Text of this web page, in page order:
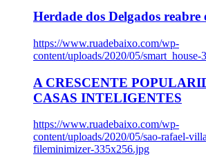
Herdade dos Delgados reabre
https://www.ruadebaixo.com/wp-
content/uploads/2020/05/
A CRESCENTE
CASAS INTELIGENTES
https://www.ruadebaixo.com/wp-
content/uploads/2020/05/sao-rafael-
fileminimizer-335x256.jpg